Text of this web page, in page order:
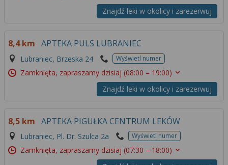
Znajdź leki w okolicy i zarezerwuj
8,4 km APTEKA PULS LUBRANIEC
Lubraniec, Brzeska 24 Wyświetl numer
Zamknięta, zapraszamy dzisiaj (08:00 – 19:00)
Znajdź leki w okolicy i zarezerwuj
8,5 km APTEKA PIGUŁKA CENTRUM LEKÓW
Lubraniec, Pl. Dr. Szulca 2a Wyświetl numer
Zamknięta, zapraszamy dzisiaj (07:30 – 18:00)